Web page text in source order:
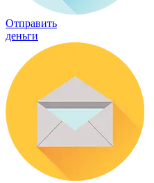
Отправить
деньги